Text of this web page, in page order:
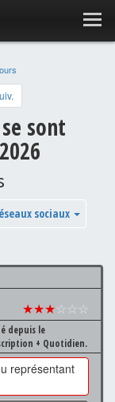
sont
sociaux
★★★☆☆☆
depuis le
+ Quotidien.
représentant